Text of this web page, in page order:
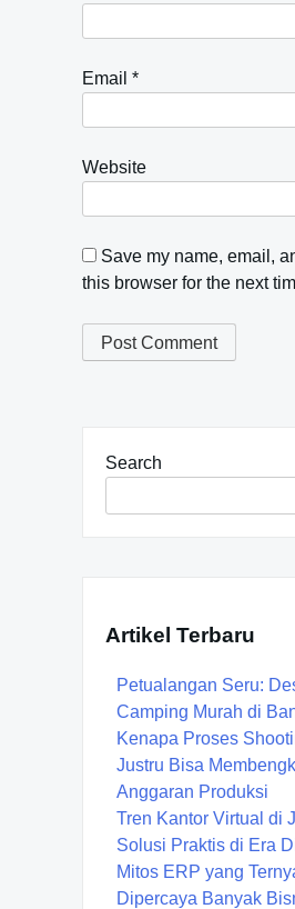
Email *
Website
Save my name, email,
this browser for the next
Search
Artikel Terbaru
Petualangan Seru:
Camping Murah di
Kenapa Proses
Justru Bisa
Anggaran Produksi
Tren Kantor Virtual di
Solusi Praktis di Era
Mitos ERP yang
Dipercaya Banyak